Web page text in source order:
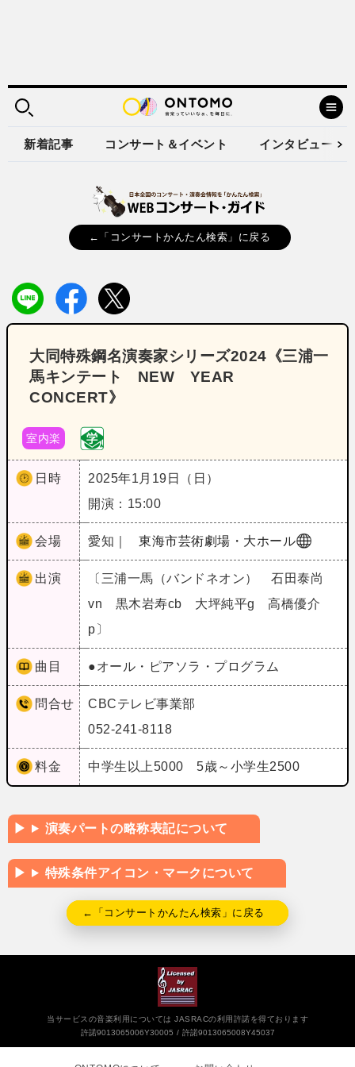
新着記事 コンサート＆イベント インタビュー
←「コンサートかんたん検索」に戻る
大同特殊鋼名演奏家シリーズ2024《三浦一
馬キンテート NEW YEAR
CONCERT》
室内楽
日時
2025年1月19日（日）
開演：15:00
会場 愛知｜ 東海市芸術劇場・大ホール
出演
〔三浦一馬（バンドネオン） 石田泰尚
vn 黒木岩寿cb 大坪純平g 高橋優介
p〕
曲目 ●オール・ピアソラ・プログラム
問合せ
CBCテレビ事業部
052-241-8118
料金 中学生以上5000 5歳～小学生2500
演奏パートの略称表記について
特殊条件アイコン・マークについて
←「コンサートかんたん検索」に戻る
当サービスの音楽利用については JASRACの利用許諾を得ております
許諾9013065006Y30005
許諾9013065008Y45037